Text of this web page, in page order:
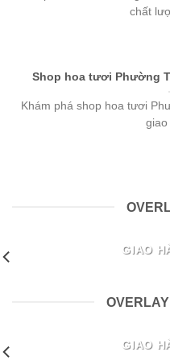
chất
Shop hoa tươi Phường
Khám phá shop hoa tươi
giao
GIAO
dịch vụ
GIAO